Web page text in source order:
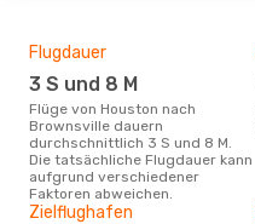
Flugdauer
3 S und 8 M
Flüge von Houston nach
Brownsville dauern
durchschnittlich 3 S und 8 M.
Die tatsächliche Flugdauer kann
aufgrund verschiedener
Faktoren abweichen.
Zielflughafen